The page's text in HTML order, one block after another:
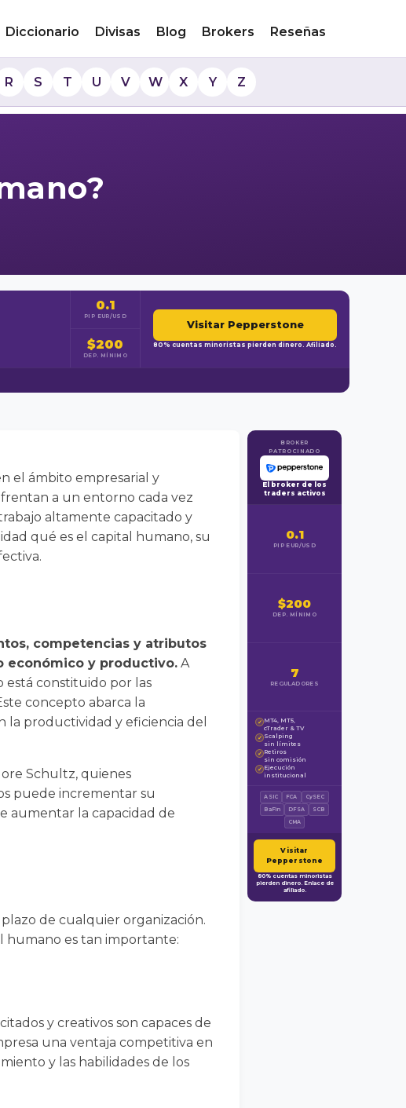
Diccionario Divisas Blog Brokers Reseñas
R S T U V W X Y Z
0.1
PIP EUR/USD
$200
DEP. MÍNIMO
Visitar Pepperstone
80% cuentas minoristas pierden dinero. Afiliado.
el ámbito empresarial y
a un entorno cada vez
altamente capacitado y
qué es el capital humano, su
competencias y atributos
económico y productivo. A
está constituido por las
concepto abarca la
la productividad y eficiencia del
Schultz, quienes
puede incrementar su
aumentar la capacidad de
de cualquier organización.
humano es tan importante:
y creativos son capaces de
una ventaja competitiva en
y las habilidades de los
BROKER
PATROCINADO
El broker de los
traders activos
0.1
PIP EUR/USD
$200
DEP. MÍNIMO
7
REGULADORES
✓ MT4, MT5,
cTrader & TV
✓ Scalping
sin límites
✓ Retiros
sin comisión
✓ Ejecución
institucional
ASIC FCA
CySEC
BaFin
DFSA
SCB
CMA
Visitar
Pepperstone
80% cuentas minoristas
pierden dinero. Enlace de
afiliado.